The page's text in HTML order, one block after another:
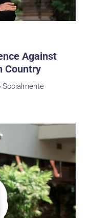
Against
Country
Socialmente